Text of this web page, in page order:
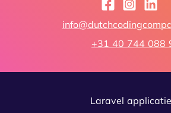
+31 40 744 088
Laravel